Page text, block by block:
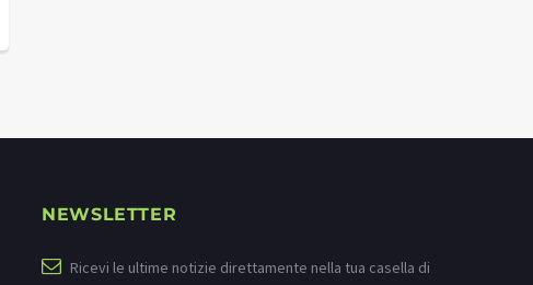
NEWSLETTER
Ricevi le ultime notizie direttamente nella tua casella di